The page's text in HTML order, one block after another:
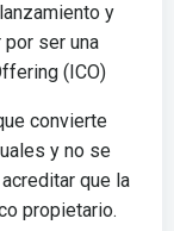
y
ser una
(ICO)
convierte
y no se
que la
propietario.